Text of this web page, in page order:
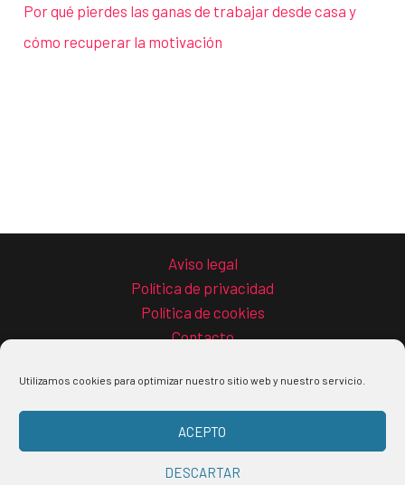
Utilizamos cookies para optimizar nuestro sitio web y nuestro servicio.
ACEPTO
DESCARTAR
Por qué pierdes las ganas de trabajar desde casa y
cómo recuperar la motivación
Aviso legal
Política de privacidad
Política de cookies
Contacto
Copyright © 2026 La guía del teletrabajo